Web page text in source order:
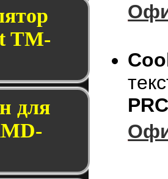
TM-
для